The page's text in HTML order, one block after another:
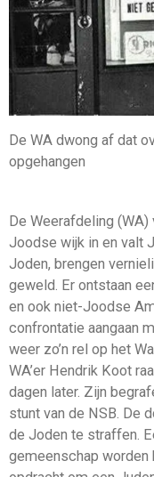
De WA dwong af dat
opgehangen
De Weerafdeling
Joodse wijk in en valt
Joden, brengen
geweld. Er ontstaan
en ook niet-Joodse
confrontatie aangaan
weer zo’n rel op het
WA’er Hendrik Koot
dagen later. Zijn
stunt van de NSB. De
de Joden te straffen.
gemeenschap worden